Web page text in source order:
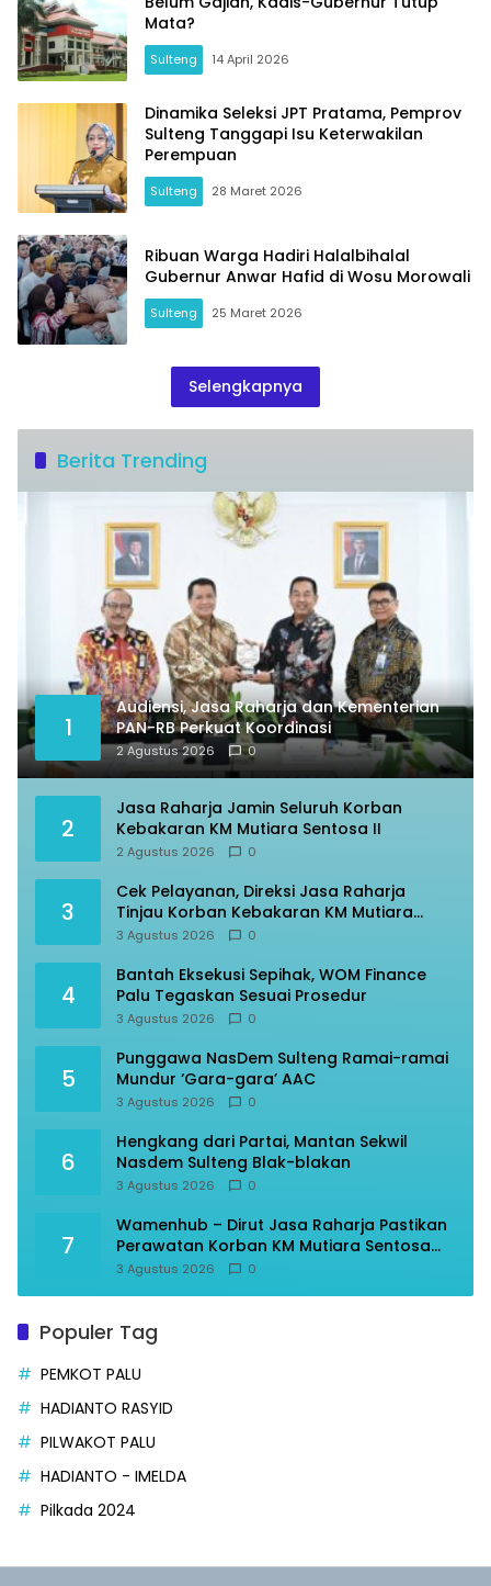
Mata?
Sulteng 14 April 2026
Dinamika Seleksi JPT Pratama, Pemprov
Sulteng Tanggapi Isu Keterwakilan
Perempuan
Sulteng 28 Maret 2026
Ribuan Warga Hadiri Halalbihalal
Gubernur Anwar Hafid di Wosu Morowali
Sulteng 25 Maret 2026
Selengkapnya
Berita Trending
1
Audiensi, Jasa Raharja dan Kementerian
PAN-RB Perkuat Koordinasi
2 Agustus 2026 0
2
Jasa Raharja Jamin Seluruh Korban
Kebakaran KM Mutiara Sentosa II
2 Agustus 2026 0
3
Cek Pelayanan, Direksi Jasa Raharja
Tinjau Korban Kebakaran KM Mutiara
Sentosa II
3 Agustus 2026 0
4
Bantah Eksekusi Sepihak, WOM Finance
Palu Tegaskan Sesuai Prosedur
3 Agustus 2026 0
5
Punggawa NasDem Sulteng Ramai-ramai
Mundur ‘Gara-gara’ AAC
3 Agustus 2026 0
6
Hengkang dari Partai, Mantan Sekwil
Nasdem Sulteng Blak-blakan
3 Agustus 2026 0
7
Wamenhub – Dirut Jasa Raharja Pastikan
Perawatan Korban KM Mutiara Sentosa
Optimal
3 Agustus 2026 0
Populer Tag
PEMKOT PALU
HADIANTO RASYID
PILWAKOT PALU
HADIANTO - IMELDA
Pilkada 2024